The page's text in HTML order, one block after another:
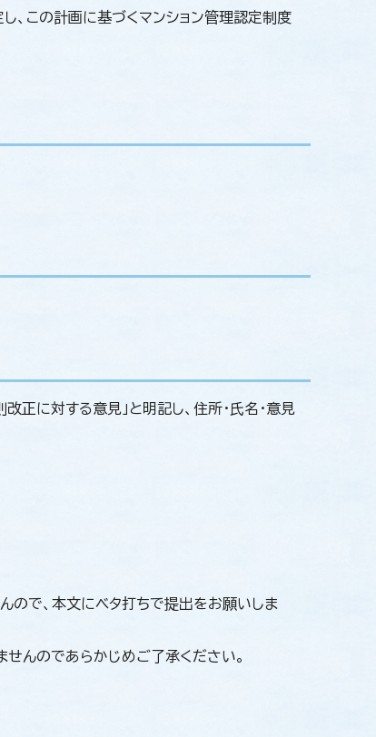
、この計画に基づくマンション管理認定制度
正に対する意見」と明記し、住所・氏名・意見
ので、本文にベタ打ちで提出をお願いしま
んのであらかじめご了承ください。